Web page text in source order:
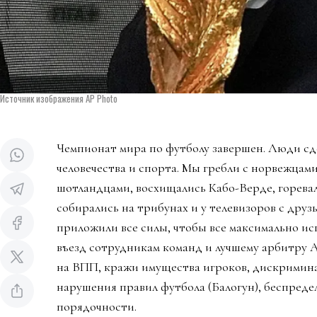
Источник изображения AP Photo
Чемпионат мира по футболу завершен. Люди
человечества и спорта. Мы гребли с
шотландцами, восхищались Кабо-Верде,
собирались на трибунах и у телевизоров с
приложили все силы, чтобы все максимально
въезд сотрудникам команд и лучшему
на ВПП, кражи имущества игроков,
нарушения правил футбола (Балогун),
порядочности.